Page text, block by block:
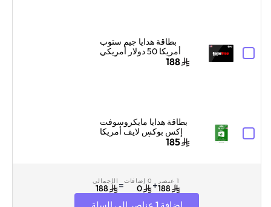
بطاقة هدايا جيم ستوب
أمريكا 50 دولار أمريكي
188
بطاقة هدايا مايكروسوفت
إكس بوكس لايف أمريكا
50 دولار أمريكي إرسال185
1 عنصر
188
+ 0 إضافات
0
= الإجمالي
188